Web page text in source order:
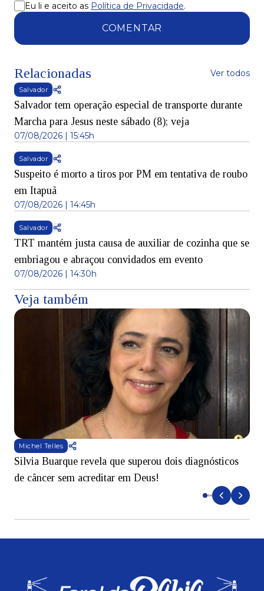
Eu li e aceito as Política de Privacidade.
COMENTAR
Relacionadas Ver todos
Salvador
Salvador tem operação especial de transporte durante
Marcha para Jesus neste sábado (8); veja
07/08/2026 | 15:45h
Salvador
Suspeito é morto a tiros por PM em tentativa de roubo
em Itapuã
07/08/2026 | 14:45h
Salvador
TRT mantém justa causa de auxiliar de cozinha que se
embriagou e abraçou convidados em evento
07/08/2026 | 14:30h
Veja também
Michel Telles
Silvia Buarque revela que superou dois diagnósticos
de câncer sem acreditar em Deus!